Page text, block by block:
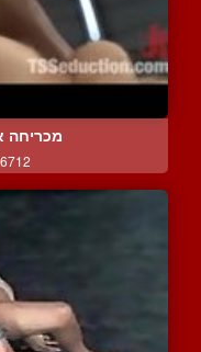
מכריחה
6712 צפיות